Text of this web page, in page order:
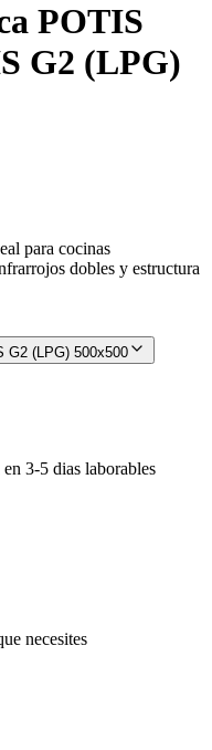
POTIS
G2 (LPG)
para cocinas
dobles y estructura
G2 (LPG) 500x500
en 3-5 dias laborables
necesites